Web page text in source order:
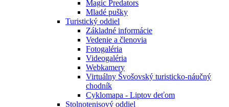
Magic Predators
Mladé pušky
Turistický oddiel
Základné informácie
Vedenie a členovia
Fotogaléria
Videogaléria
Webkamery
Virtuálny Švošovský turisticko-náučný
chodník
Cyklomapa - Liptov deťom
Stolnotenisový oddiel